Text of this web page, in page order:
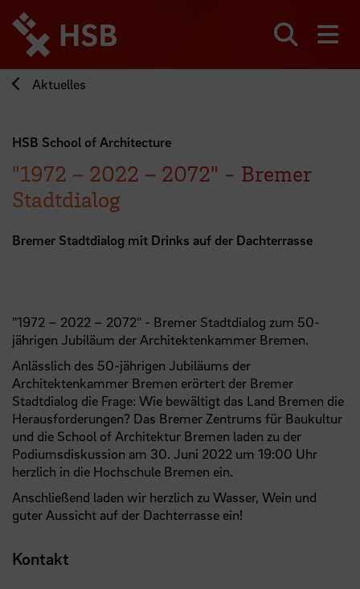
zum
Seiteninhalt
springen
Aktuelles
HSB School of Architecture
"1972 – 2022 – 2072" - Bremer
Stadtdialog
Bremer Stadtdialog mit Drinks auf der Dachterrasse
"1972 – 2022 – 2072" - Bremer Stadtdialog zum 50-
jährigen Jubiläum der Architektenkammer Bremen.
Anlässlich des 50-jährigen Jubiläums der
Architektenkammer Bremen erörtert der Bremer
Stadtdialog die Frage: Wie bewältigt das Land Bremen die
Herausforderungen? Das Bremer Zentrums für Baukultur
und die School of Architektur Bremen laden zu der
Podiumsdiskussion am 30. Juni 2022 um 19:00 Uhr
herzlich in die Hochschule Bremen ein.
Anschließend laden wir herzlich zu Wasser, Wein und
guter Aussicht auf der Dachterrasse ein!
Kontakt